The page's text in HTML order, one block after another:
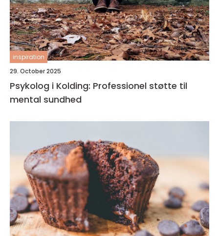
inspiration
29. October 2025
Psykolog i Kolding: Professionel støtte til
mental sundhed